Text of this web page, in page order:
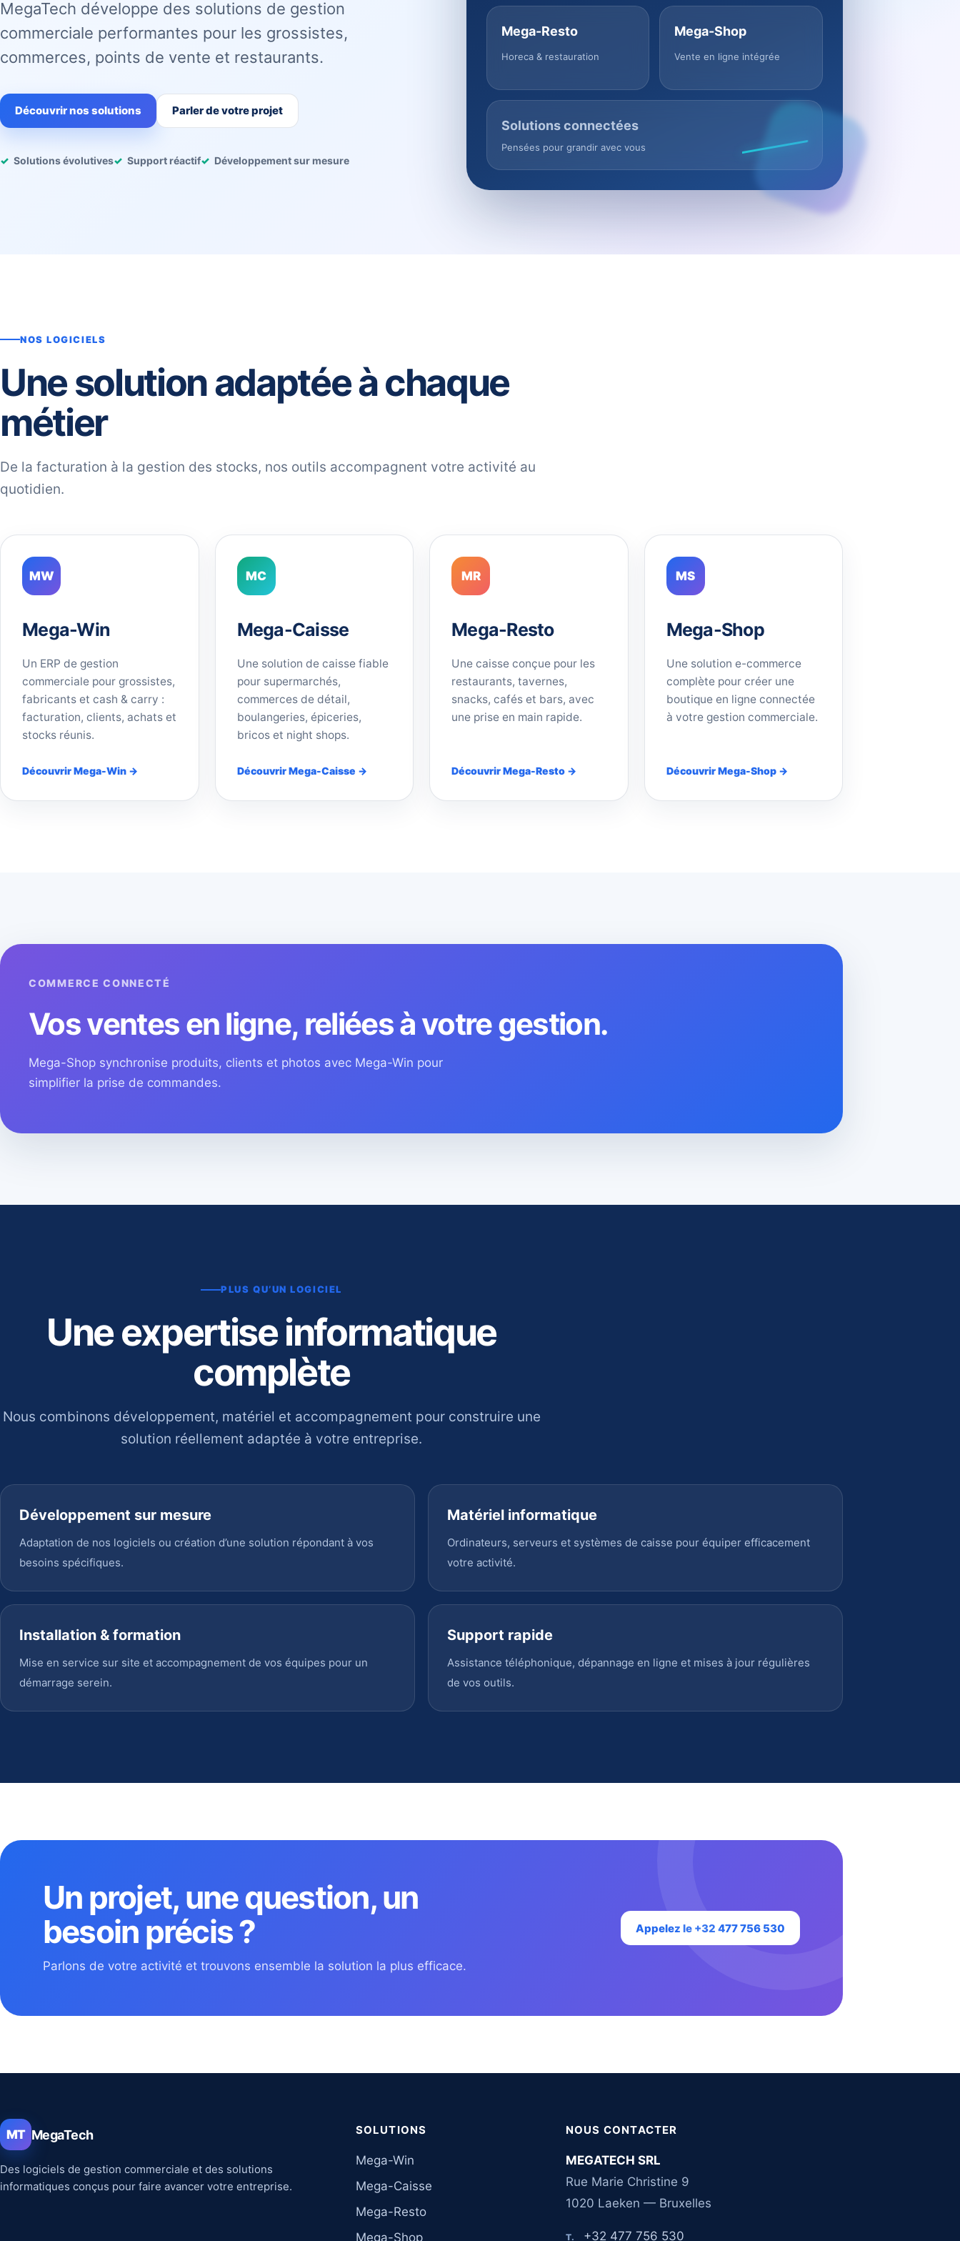
MegaTech développe des solutions de gestion
commerciale performantes pour les grossistes,
commerces, points de vente et restaurants.
Découvrir nos solutions Parler de votre projet
Solutions évolutives Support réactif Développement sur mesure
Mega-Resto
Horeca & restauration
Mega-Shop
Vente en ligne intégrée
Solutions connectées
Pensées pour grandir avec vous
NOS LOGICIELS
Une solution adaptée à chaque
métier
De la facturation à la gestion des stocks, nos outils accompagnent votre activité au
quotidien.
MW
Mega-Win
Un ERP de gestion
commerciale pour grossistes,
fabricants et cash & carry :
facturation, clients, achats et
stocks réunis.
Découvrir Mega-Win →
MC
Mega-Caisse
Une solution de caisse fiable
pour supermarchés,
commerces de détail,
boulangeries, épiceries,
bricos et night shops.
Découvrir Mega-Caisse →
MR
Mega-Resto
Une caisse conçue pour les
restaurants, tavernes,
snacks, cafés et bars, avec
une prise en main rapide.
Découvrir Mega-Resto →
MS
Mega-Shop
Une solution e-commerce
complète pour créer une
boutique en ligne connectée
à votre gestion commerciale.
Découvrir Mega-Shop →
COMMERCE CONNECTÉ
Vos ventes en ligne, reliées à votre gestion.
Mega-Shop synchronise produits, clients et photos avec Mega-Win pour
simplifier la prise de commandes.
PLUS QU’UN LOGICIEL
Une expertise informatique
complète
Nous combinons développement, matériel et accompagnement pour construire une
solution réellement adaptée à votre entreprise.
Développement sur mesure
Adaptation de nos logiciels ou création d’une solution répondant à vos
besoins spécifiques.
Matériel informatique
Ordinateurs, serveurs et systèmes de caisse pour équiper efficacement
votre activité.
Installation & formation
Mise en service sur site et accompagnement de vos équipes pour un
démarrage serein.
Support rapide
Assistance téléphonique, dépannage en ligne et mises à jour régulières
de vos outils.
Un projet, une question, un
besoin précis ?
Parlons de votre activité et trouvons ensemble la solution la plus efficace.
Appelez le +32 477 756 530
MT MegaTech
Des logiciels de gestion commerciale et des solutions
informatiques conçus pour faire avancer votre entreprise.
SOLUTIONS
Mega-Win
Mega-Caisse
Mega-Resto
Mega-Shop
NOUS CONTACTER
MEGATECH SRL
Rue Marie Christine 9
1020 Laeken — Bruxelles
T. +32 477 756 530